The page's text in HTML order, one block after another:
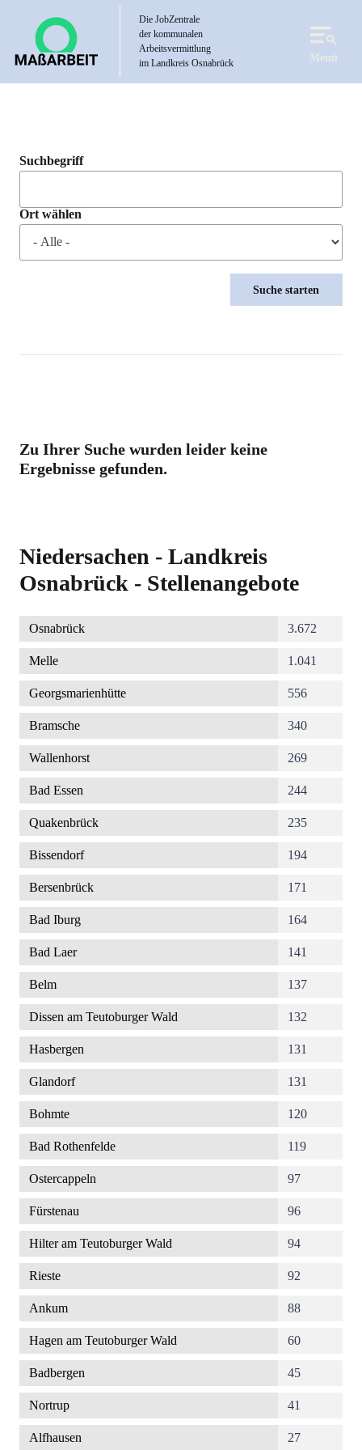
Die JobZentrale
der kommunalen
Arbeitsvermittlung
im Landkreis Osnabrück
Menü
Suchbegriff
Ort wählen
Zu Ihrer Suche wurden leider keine
Ergebnisse gefunden.
Niedersachen - Landkreis
Osnabrück - Stellenangebote
Osnabrück 3.672
Melle 1.041
Georgsmarienhütte 556
Bramsche 340
Wallenhorst 269
Bad Essen 244
Quakenbrück 235
Bissendorf 194
Bersenbrück 171
Bad Iburg 164
Bad Laer 141
Belm 137
Dissen am Teutoburger Wald 132
Hasbergen 131
Glandorf 131
Bohmte 120
Bad Rothenfelde 119
Ostercappeln 97
Fürstenau 96
Hilter am Teutoburger Wald 94
Rieste 92
Ankum 88
Hagen am Teutoburger Wald 60
Badbergen 45
Nortrup 41
Alfhausen 27